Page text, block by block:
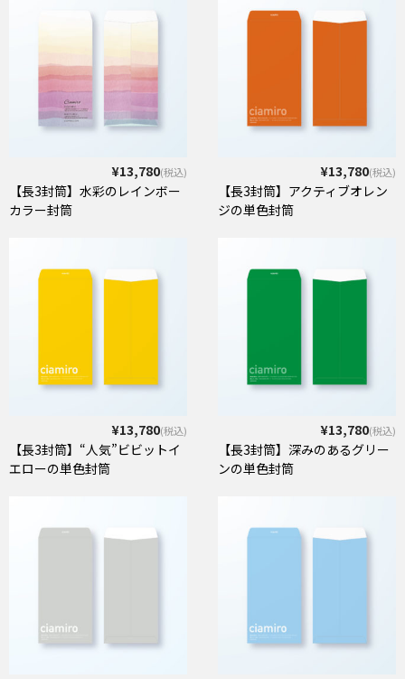
¥13,780(税込)
【長3封筒】水彩のレインボー
カラー封筒
¥13,780(税込)
【長3封筒】アクティブオレン
ジの単色封筒
¥13,780(税込)
【長3封筒】“人気”ビビットイ
エローの単色封筒
¥13,780(税込)
【長3封筒】深みのあるグリー
ンの単色封筒